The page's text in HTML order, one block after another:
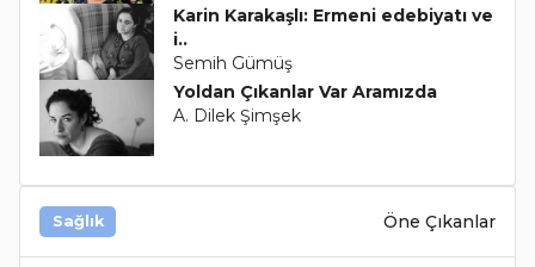
Karin Karakaşlı: Ermeni edebiyatı ve
i..
Semih Gümüş
Yoldan Çıkanlar Var Aramızda
A. Dilek Şimşek
Sağlık Öne Çıkanlar